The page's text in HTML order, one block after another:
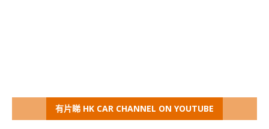
有片睇 HK CAR CHANNEL ON YOUTUBE